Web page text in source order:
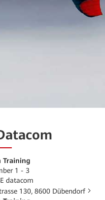
Training
1 - 3
datacom
130, 8600 Dübendorf